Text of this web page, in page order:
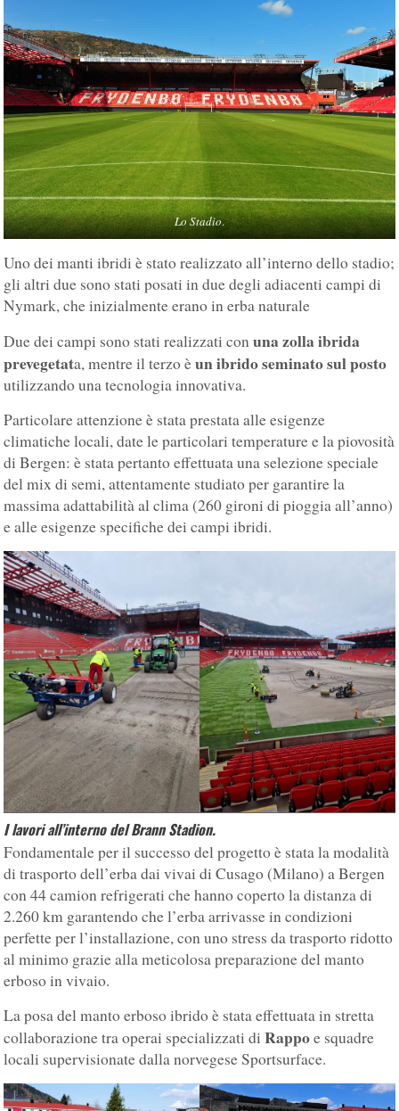
Lo Stadio.
Uno dei manti ibridi è stato realizzato all’interno dello stadio;
gli altri due sono stati posati in due degli adiacenti campi di
Nymark, che inizialmente erano in erba naturale
Due dei campi sono stati realizzati conuna zolla ibrida
prevegetata, mentre il terzo èun ibrido seminato sul posto
utilizzando una tecnologia innovativa.
Particolare attenzione è stata prestata alle esigenze
climatiche locali, date le particolari temperature e la piovosità
di Bergen: è stata pertanto effettuata una selezione speciale
del mix di semi, attentamente studiato per garantire la
massima adattabilità al clima (260 gironi di pioggia all’anno)
e alle esigenze specifiche dei campi ibridi.
I lavori all’interno del Brann Stadion.
Fondamentale per il successo del progetto è stata la modalità
di trasporto dell’erba dai vivai di Cusago (Milano) a Bergen
con 44 camion refrigerati che hanno coperto la distanza di
2.260 km garantendo che l’erba arrivasse in condizioni
perfette per l’installazione, con uno stress da trasporto ridotto
al minimo grazie alla meticolosa preparazione del manto
erboso in vivaio.
La posa del manto erboso ibrido è stata effettuata in stretta
collaborazione tra operai specializzati diRappoe squadre
locali supervisionate dalla norvegese Sportsurface.